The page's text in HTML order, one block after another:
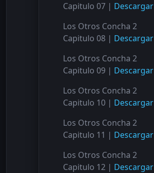
Capitulo 07 | Descargar
Los Otros Concha 2
Capitulo 08 | Descargar
Los Otros Concha 2
Capitulo 09 | Descargar
Los Otros Concha 2
Capitulo 10 | Descargar
Los Otros Concha 2
Capitulo 11 | Descargar
Los Otros Concha 2
Capitulo 12 | Descargar